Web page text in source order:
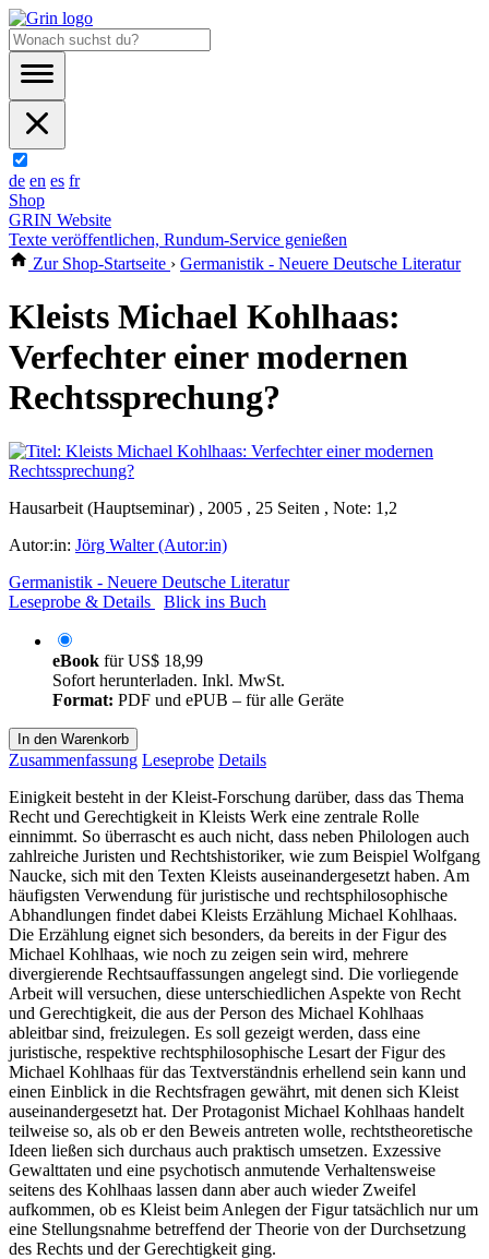
de en es fr
Shop
GRIN Website
Texte veröffentlichen, Rundum-Service genießen
Zur Shop-Startseite › Germanistik - Neuere Deutsche Literatur
Kleists Michael Kohlhaas:
Verfechter einer modernen
Rechtssprechung?
Hausarbeit (Hauptseminar) , 2005 , 25 Seiten , Note: 1,2
Autor:in: Jörg Walter (Autor:in)
Germanistik - Neuere Deutsche Literatur
Leseprobe & Details
Blick ins Buch
eBook fürUS$ 18,99
Sofort herunterladen. Inkl. MwSt.
Format: PDF und ePUB – für alle Geräte
In den Warenkorb
Zusammenfassung Leseprobe Details
Einigkeit besteht in der Kleist-Forschung darüber, dass das Thema
Recht und Gerechtigkeit in Kleists Werk eine zentrale Rolle
einnimmt. So überrascht es auch nicht, dass neben Philologen auch
zahlreiche Juristen und Rechtshistoriker, wie zum Beispiel Wolfgang
Naucke, sich mit den Texten Kleists auseinandergesetzt haben. Am
häufigsten Verwendung für juristische und rechtsphilosophische
Abhandlungen findet dabei Kleists Erzählung Michael Kohlhaas.
Die Erzählung eignet sich besonders, da bereits in der Figur des
Michael Kohlhaas, wie noch zu zeigen sein wird, mehrere
divergierende Rechtsauffassungen angelegt sind. Die vorliegende
Arbeit will versuchen, diese unterschiedlichen Aspekte von Recht
und Gerechtigkeit, die aus der Person des Michael Kohlhaas
ableitbar sind, freizulegen. Es soll gezeigt werden, dass eine
juristische, respektive rechtsphilosophische Lesart der Figur des
Michael Kohlhaas für das Textverständnis erhellend sein kann und
einen Einblick in die Rechtsfragen gewährt, mit denen sich Kleist
auseinandergesetzt hat. Der Protagonist Michael Kohlhaas handelt
teilweise so, als ob er den Beweis antreten wolle, rechtstheoretische
Ideen ließen sich durchaus auch praktisch umsetzen. Exzessive
Gewalttaten und eine psychotisch anmutende Verhaltensweise
seitens des Kohlhaas lassen dann aber auch wieder Zweifel
aufkommen, ob es Kleist beim Anlegen der Figur tatsächlich nur um
eine Stellungsnahme betreffend der Theorie von der Durchsetzung
des Rechts und der Gerechtigkeit ging.